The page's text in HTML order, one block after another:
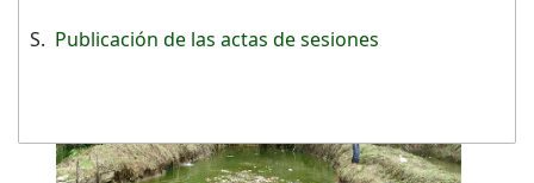
S. Publicación de las actas de sesiones